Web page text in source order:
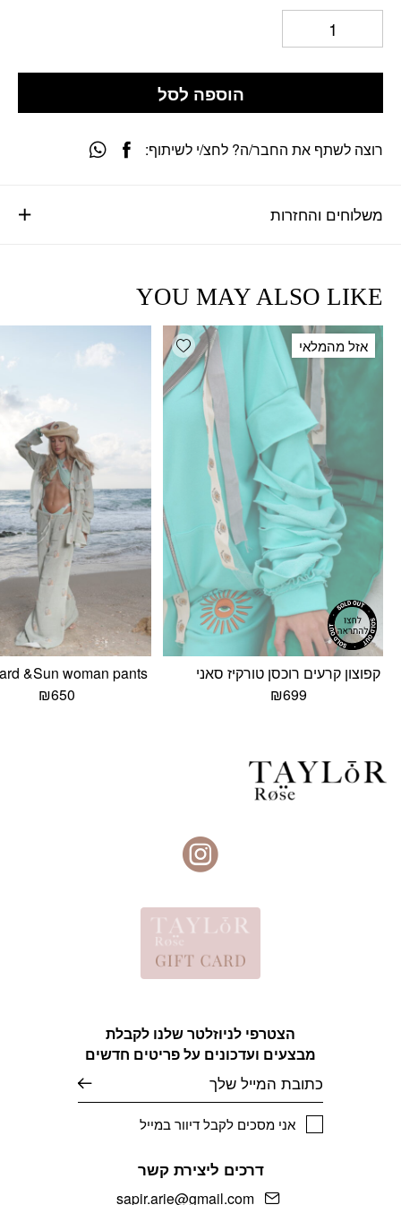
הוספה לסל
משלוחים והחזרות
רוצה לשתף את החבר/ה? לחצ/י לשיתוף:
YOU MAY ALSO LIKE
Add wishlist אזל מהמלאי
קפוצון קרעים רוכסן טורקיז סאני
₪699
&Sun woman pants
₪650
הצטרפי לניוזלטר שלנו לקבלת
מבצעים ועדכונים על פריטים חדשים
אני מסכים לקבל דיוור במייל
דרכים ליצירת קשר
sapir.arie@gmail.com